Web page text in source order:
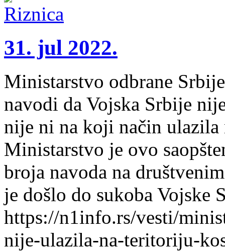
31. jul 2022.
Ministarstvo odbrane
navodi da Vojska Srbije
nije ni na koji način
Ministarstvo je ovo
broja navoda na
je došlo do sukoba
https://n1info.rs/vesti/
nije-ulazila-na-teritoriju-